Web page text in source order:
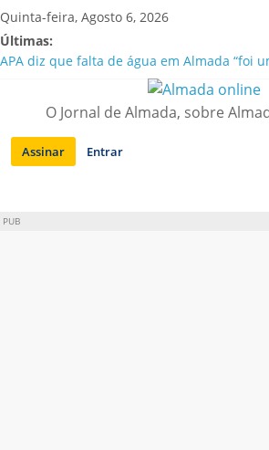
Saltar
para
conteúdo
Quinta-feira, Agosto 6, 2026
Últimas:
APA diz que falta de água em Almada “foi
Laranjeiro | Cultura pop asiática invade a
Ponte 25 de Abril celebra 60 anos com
Lisboa e Almada
Situação de alerta em Almada renovada até
O Jornal de Almada, sobre
Assinar Entrar
PUB